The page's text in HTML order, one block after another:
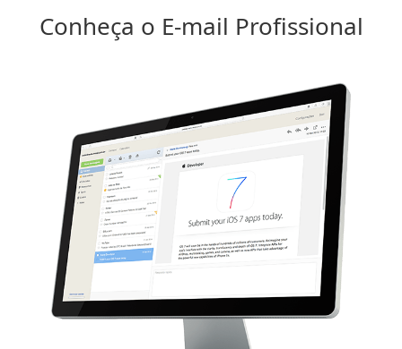
Conheça o E-mail Profissional